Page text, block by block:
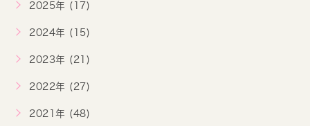
2025年 (17)
2024年 (15)
2023年 (21)
2022年 (27)
2021年 (48)